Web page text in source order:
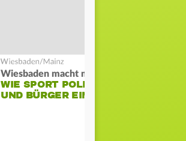
Wiesbaden macht mobil
WIE SPORT POLIZEI
UND BÜRGER EINT